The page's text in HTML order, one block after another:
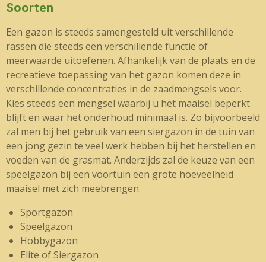
Soorten
Een gazon is steeds samengesteld uit verschillende
rassen die steeds een verschillende functie of
meerwaarde uitoefenen. Afhankelijk van de plaats en de
recreatieve toepassing van het gazon komen deze in
verschillende concentraties in de zaadmengsels voor.
Kies steeds een mengsel waarbij u het maaisel beperkt
blijft en waar het onderhoud minimaal is. Zo bijvoorbeeld
zal men bij het gebruik van een siergazon in de tuin van
een jong gezin te veel werk hebben bij het herstellen en
voeden van de grasmat. Anderzijds zal de keuze van een
speelgazon bij een voortuin een grote hoeveelheid
maaisel met zich meebrengen.
Sportgazon
Speelgazon
Hobbygazon
Elite of Siergazon